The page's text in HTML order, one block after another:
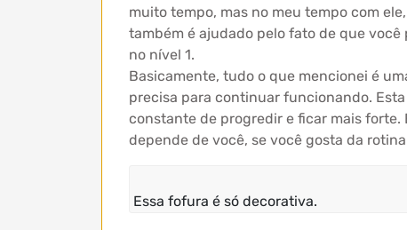
muito tempo, mas no meu tempo com
também é ajudado pelo fato de que
no nível 1.
Basicamente, tudo o que mencionei é
precisa para continuar funcionando.
constante de progredir e ficar mais forte.
depende de você, se você gosta da
Essa fofura é só decorativa.